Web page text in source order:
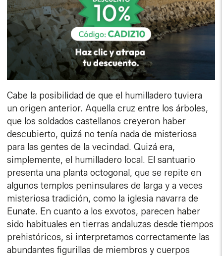
Cabe la posibilidad de que el humilladero tuviera
un origen anterior. Aquella cruz entre los árboles,
que los soldados castellanos creyeron haber
descubierto, quizá no tenía nada de misteriosa
para las gentes de la vecindad. Quizá era,
simplemente, el humilladero local. El santuario
presenta una planta octogonal, que se repite en
algunos templos peninsulares de larga y a veces
misteriosa tradición, como la iglesia navarra de
Eunate. En cuanto a los exvotos, parecen haber
sido habituales en tierras andaluzas desde tiempos
prehistóricos, si interpretamos correctamente las
abundantes figurillas de miembros y cuerpos